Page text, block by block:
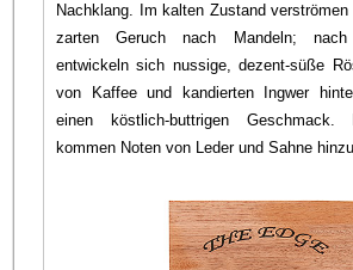
Nachklang. Im kalten Zustand
zarten Geruch nach Mandeln;
entwickeln sich nussige, dezent-süße
von Kaffee und kandierten Ingwer
einen köstlich-buttrigen Geschmack.
kommen Noten von Leder und Sahne